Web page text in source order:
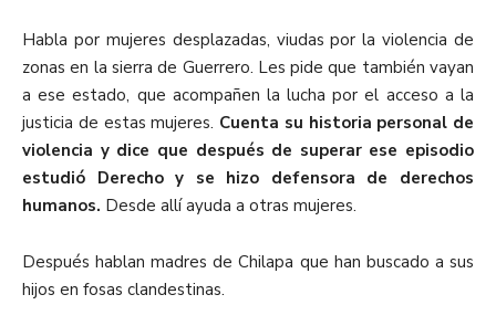
Habla por mujeres desplazadas, viudas por la violencia de
zonas en la sierra de Guerrero. Les pide que también vayan
a ese estado, que acompañen la lucha por el acceso a la
justicia de estas mujeres. Cuenta su historia personal de
violencia y dice que después de superar ese episodio
estudió Derecho y se hizo defensora de derechos
humanos. Desde allí ayuda a otras mujeres.
Después hablan madres de Chilapa que han buscado a sus
hijos en fosas clandestinas.